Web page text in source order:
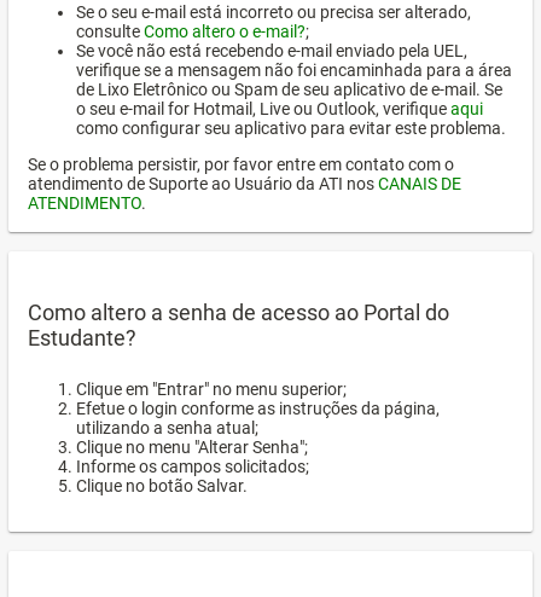
Se o seu e-mail está incorreto ou precisa ser alterado,
consulteComo altero o e-mail?;
Se você não está recebendo e-mail enviado pela UEL,
verifique se a mensagem não foi encaminhada para a área
de Lixo Eletrônico ou Spam de seu aplicativo de e-mail. Se
o seu e-mail for Hotmail, Live ou Outlook, verifiqueaqui
como configurar seu aplicativo para evitar este problema.
Se o problema persistir, por favor entre em contato com o
atendimento de Suporte ao Usuário da ATI nosCANAIS DE
ATENDIMENTO.
Como altero a senha de acesso ao Portal do
Estudante?
Clique em "Entrar" no menu superior;
Efetue o login conforme as instruções da página,
utilizando a senha atual;
Clique no menu "Alterar Senha";
Informe os campos solicitados;
Clique no botão Salvar.